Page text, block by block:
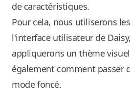
de caractéristiques.
Pour cela, nous utiliserons
l'interface utilisateur de
appliquerons un thème
également comment passer
mode foncé.